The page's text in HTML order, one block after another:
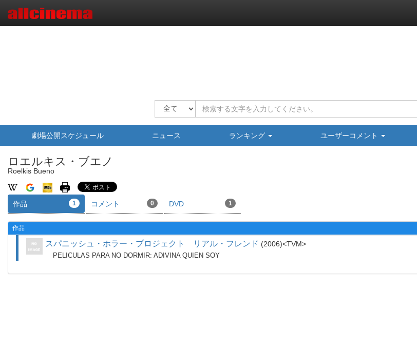
劇場公開スケジュール ニュース ランキング ユーザーコメント
ロエルキス・ブエノ
Roelkis Bueno
作品 1 コメント 0 DVD 1
作品
スパニッシュ・ホラー・プロジェクト リアル・フレンド 2006 TVM
PELICULAS PARA NO DORMIR: ADIVINA QUIEN SOY